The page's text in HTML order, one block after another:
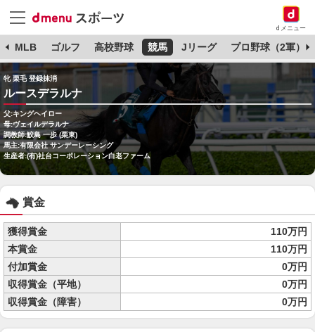
dメニュー
MLB ゴルフ 高校野球 競馬 Jリーグ プロ野球（2軍）
牝 栗毛 登録抹消
ルースデラルナ
父:キングヘイロー
母:ヴェイルデラルナ
調教師:鮫島 一歩 (栗東)
馬主:有限会社 サンデーレーシング
生産者:(有)社台コーポレーション白老ファーム
賞金
獲得賞金
110万円
本賞金
110万円
付加賞金
0万円
収得賞金（平地）
0万円
収得賞金（障害）
0万円